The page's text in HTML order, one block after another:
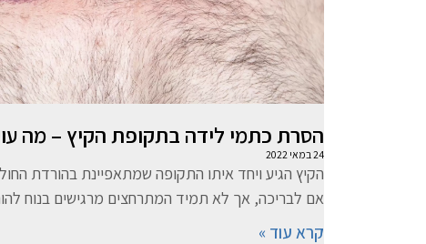
הסרת כתמי לידה בתקופת הקיץ – מה
24 במאי 2022
הקיץ הגיע ויחד איתו התקופה שמתאפיינת בהורדת
אם לבריכה, אך לא תמיד המתרחצים מרגישים בנוח
קרא עוד »